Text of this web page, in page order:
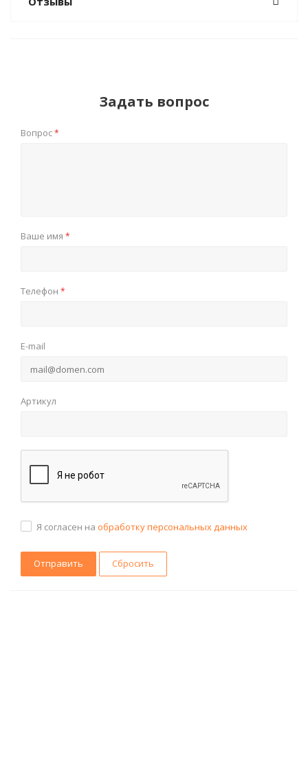
Задать вопрос
Вопрос*
Ваше имя *
Телефон *
E-mail
Артикул
Я согласен на обработку персональных данных
Сбросить